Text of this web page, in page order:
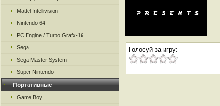
Mattel Intellivision
Nintendo 64
PC Engine / Turbo Grafx-16
Sega
Sega Master System
Super Nintendo
Портативные
Game Boy
Голосуй за игру: